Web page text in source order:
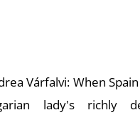
Várfalvi: When
lady's richly